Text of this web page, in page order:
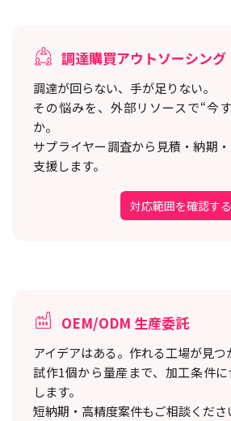
調達購買アウトソーシング
調達が回らない、手が足りない。
その悩みを、外部リソースで“今
か。
サプライヤー調査から見積・納期
支援します。
対応範囲を確認する
OEM/ODM 生産委託
アイデアはある。作れる工場が見つ
試作1個から量産まで、加工条件
します。
短納期・高精度案件もご相談くださ